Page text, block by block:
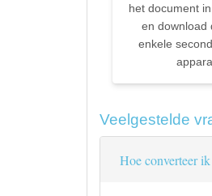
het document
en download
enkele
Veelgestelde
Hoe converteer